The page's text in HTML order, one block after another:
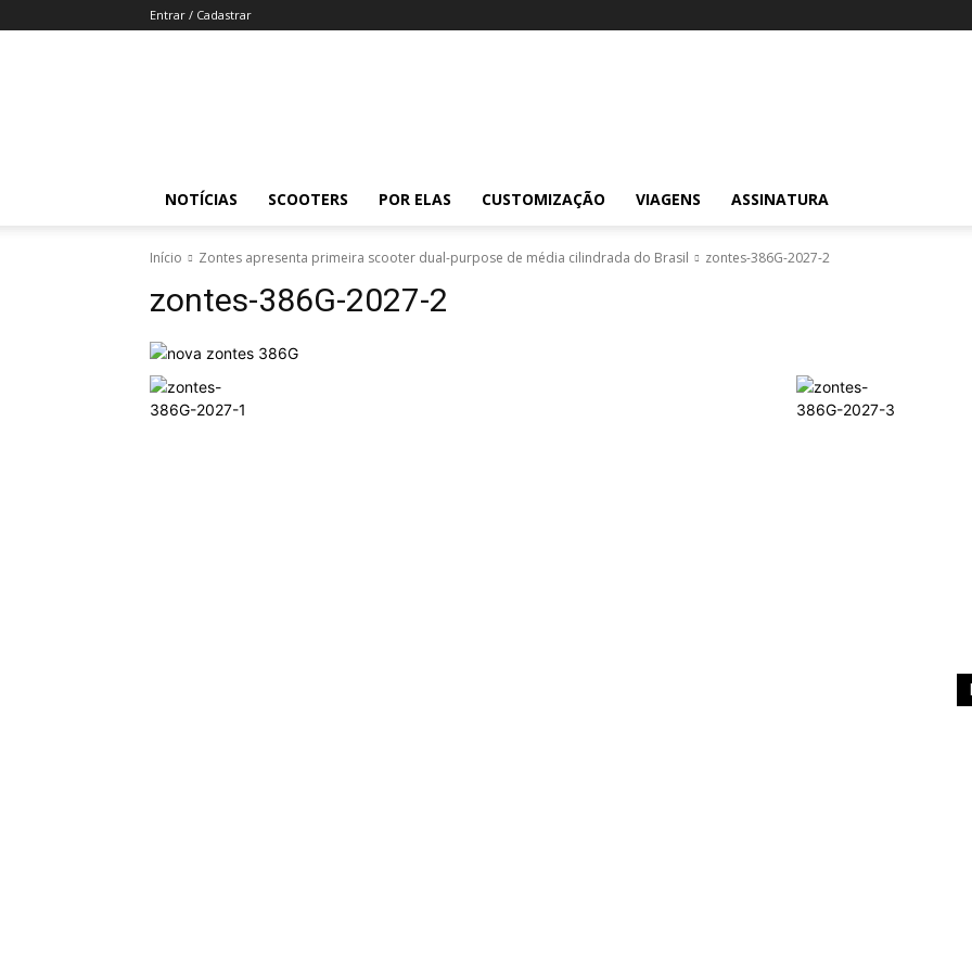
Entrar / Cadastrar
NOTÍCIAS SCOOTERS POR ELAS CUSTOMIZAÇÃO VIAGENS ASSINATURA
Início Zontes apresenta primeira scooter dual-purpose de média cilindrada do Brasil zontes-386G-2027-2
zontes-386G-2027-2